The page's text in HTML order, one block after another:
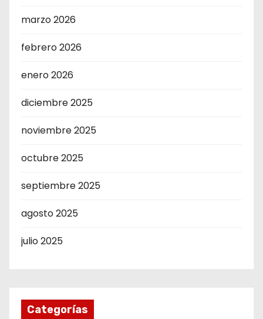
marzo 2026
febrero 2026
enero 2026
diciembre 2025
noviembre 2025
octubre 2025
septiembre 2025
agosto 2025
julio 2025
Categorías